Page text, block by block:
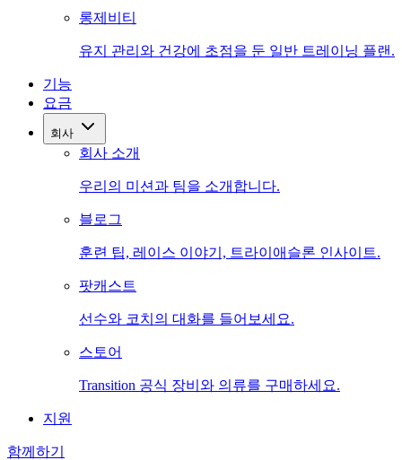
롱제비티
유지 관리와 건강에 초점을 둔 일반 트레이닝 플랜.
기능
요금
회사
회사 소개
우리의 미션과 팀을 소개합니다.
블로그
훈련 팁, 레이스 이야기, 트라이애슬론 인사이트.
팟캐스트
선수와 코치의 대화를 들어보세요.
스토어
Transition 공식 장비와 의류를 구매하세요.
지원
함께하기